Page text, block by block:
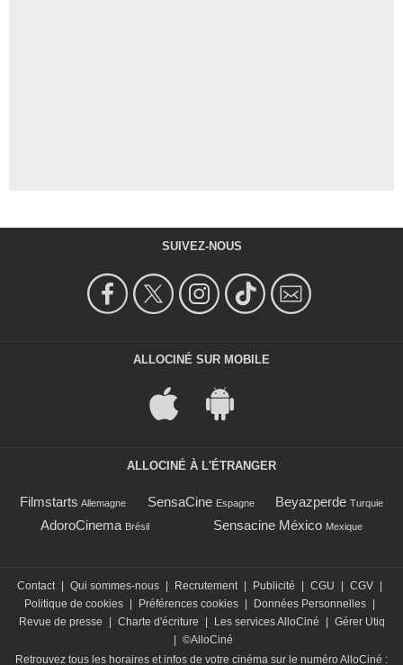
SUIVEZ-NOUS
ALLOCINÉ SUR MOBILE
ALLOCINÉ À L'ÉTRANGER
Filmstarts Allemagne SensaCine Espagne Beyazperde Turquie
AdoroCinema Brésil Sensacine México Mexique
Contact | Qui sommes-nous | Recrutement | Publicité | CGU | CGV |
Politique de cookies | Préférences cookies | Données Personnelles |
Revue de presse
| Charte d'écriture | Les services AlloCiné | Gérer Utiq
| ©AlloCiné
Retrouvez tous les horaires et infos de votre cinéma sur le numéro AlloCiné :